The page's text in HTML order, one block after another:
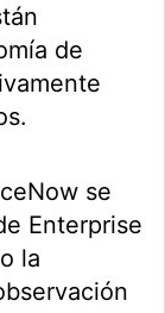
de
se
Enterprise
la